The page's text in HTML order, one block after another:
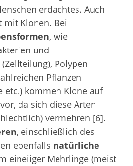
erdachtes. Auch
mit Klonen. Bei
, wie
und
Polypen
Pflanzen
etc.) kommen Klone auf
da sich diese Arten
vermehren [6].
, einschließlich des
ebenfalls natürliche
eineiiger Mehrlinge (meist